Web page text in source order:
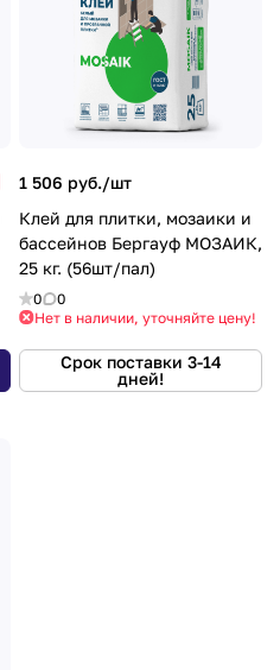
1 506 руб./шт
Клей для плитки, мозаики и
бассейнов Бергауф МОЗАИК,
25 кг. (56шт/пал)
0
0
Нет в наличии, уточняйте цену!
Срок поставки 3-14
дней!